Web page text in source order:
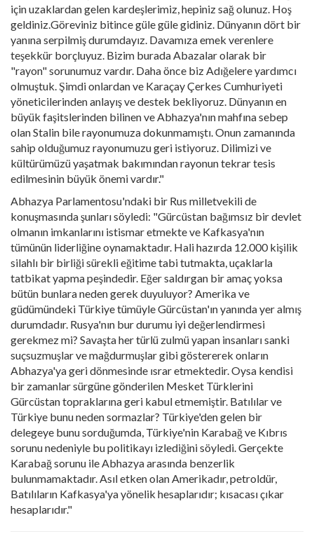
için uzaklardan gelen kardeşlerimiz, hepiniz sağ olunuz. Hoş
geldiniz.Göreviniz bitince güle güle gidiniz. Dünyanın dört bir
yanına serpilmiş durumdayız. Davamıza emek verenlere
teşekkür borçluyuz. Bizim burada Abazalar olarak bir
"rayon" sorunumuz vardır. Daha önce biz Adığelere yardımcı
olmuştuk. Şimdi onlardan ve Karaçay Çerkes Cumhuriyeti
yöneticilerinden anlayış ve destek bekliyoruz. Dünyanın en
büyük faşitslerinden bilinen ve Abhazya'nın mahfına sebep
olan Stalin bile rayonumuza dokunmamıştı. Onun zamanında
sahip olduğumuz rayonumuzu geri istiyoruz. Dilimizi ve
kültürümüzü yaşatmak bakımından rayonun tekrar tesis
edilmesinin büyük önemi vardır."
Abhazya Parlamentosu'ndaki bir Rus milletvekili de
konuşmasında şunları söyledi: "Gürcüstan bağımsız bir devlet
olmanın imkanlarını istismar etmekte ve Kafkasya'nın
tümünün liderliğine oynamaktadır. Hali hazırda 12.000 kişilik
silahlı bir birliği sürekli eğitime tabi tutmakta, uçaklarla
tatbikat yapma peşindedir. Eğer saldırgan bir amaç yoksa
bütün bunlara neden gerek duyuluyor? Amerika ve
güdümündeki Türkiye tümüyle Gürcüstan'ın yanında yer almış
durumdadır. Rusya'nın bur durumu iyi değerlendirmesi
gerekmez mi? Savaşta her türlü zulmü yapan insanları sanki
suçsuzmuşlar ve mağdurmuşlar gibi göstererek onların
Abhazya'ya geri dönmesinde ısrar etmektedir. Oysa kendisi
bir zamanlar sürgüne gönderilen Mesket Türklerini
Gürcüstan topraklarına geri kabul etmemiştir. Batılılar ve
Türkiye bunu neden sormazlar? Türkiye'den gelen bir
delegeye bunu sorduğumda, Türkiye'nin Karabağ ve Kıbrıs
sorunu nedeniyle bu politikayı izlediğini söyledi. Gerçekte
Karabağ sorunu ile Abhazya arasında benzerlik
bulunmamaktadır. Asıl etken olan Amerikadır, petroldür,
Batılıların Kafkasya'ya yönelik hesaplarıdır; kısacası çıkar
hesaplarıdır."